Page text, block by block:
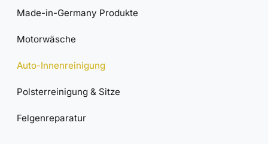
Made-in-Germany Produkte
Motorwäsche
Auto-Innenreinigung
Polsterreinigung & Sitze
Felgenreparatur